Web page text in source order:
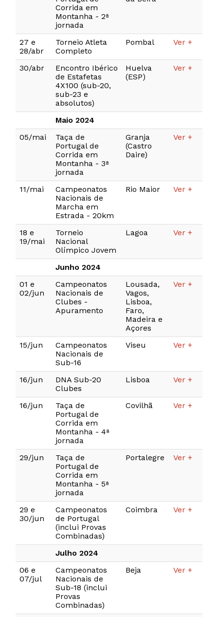
Corrida em
Montanha - 2ª
jornada
27 e
28/abr
Torneio Atleta
Completo
Pombal Ver +
30/abr
Encontro Ibérico
de Estafetas
4X100 (sub-20,
sub-23 e
absolutos)
Huelva
(ESP)
Ver +
Maio 2024
05/mai
Taça de
Portugal de
Corrida em
Montanha - 3ª
jornada
Granja
(Castro
Daire)
Ver +
11/mai
Campeonatos
Nacionais de
Marcha em
Estrada - 20km
Rio Maior Ver +
18 e
19/mai
Torneio
Nacional
Olímpico Jovem
Lagoa Ver +
Junho 2024
01 e
02/jun
Campeonatos
Nacionais de
Clubes -
Apuramento
Lousada,
Vagos,
Lisboa,
Faro,
Madeira e
Açores
Ver +
15/jun
Campeonatos
Nacionais de
Sub-16
Viseu Ver +
16/jun
DNA Sub-20
Clubes
Lisboa Ver +
16/jun
Taça de
Portugal de
Corrida em
Montanha - 4ª
jornada
Covilhã Ver +
29/jun
Taça de
Portugal de
Corrida em
Montanha - 5ª
jornada
Portalegre Ver +
29 e
30/jun
Campeonatos
de Portugal
(inclui Provas
Combinadas)
Coimbra Ver +
Julho 2024
06 e
07/jul
Campeonatos
Nacionais de
Sub-18 (inclui
Provas
Combinadas)
Beja Ver +